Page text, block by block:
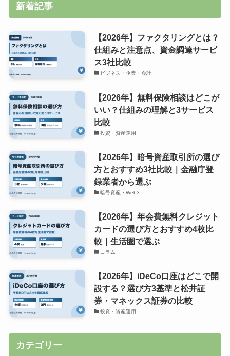
新着記事
【2026年】ファクタリングとは？
仕組みと注意点、資金調達サービ
ス3社比較
ビジネス・企業・会計
【2026年】無料保険相談はどこが
いい？仕組みの理解と3サービス
比較
投資・資産運用
【2026年】暗号資産取引所の選び
方とおすすめ3社比較｜金融庁登
録業者から選ぶ
暗号資産・Web3
【2026年】年会費無料クレジット
カードの選び方とおすすめ4枚比
較｜生活圏で選ぶ
コラム
【2026年】iDeCo口座はどこで開
設する？選び方3基準と松井証
券・マネックス証券の比較
投資・資産運用
カテゴリー